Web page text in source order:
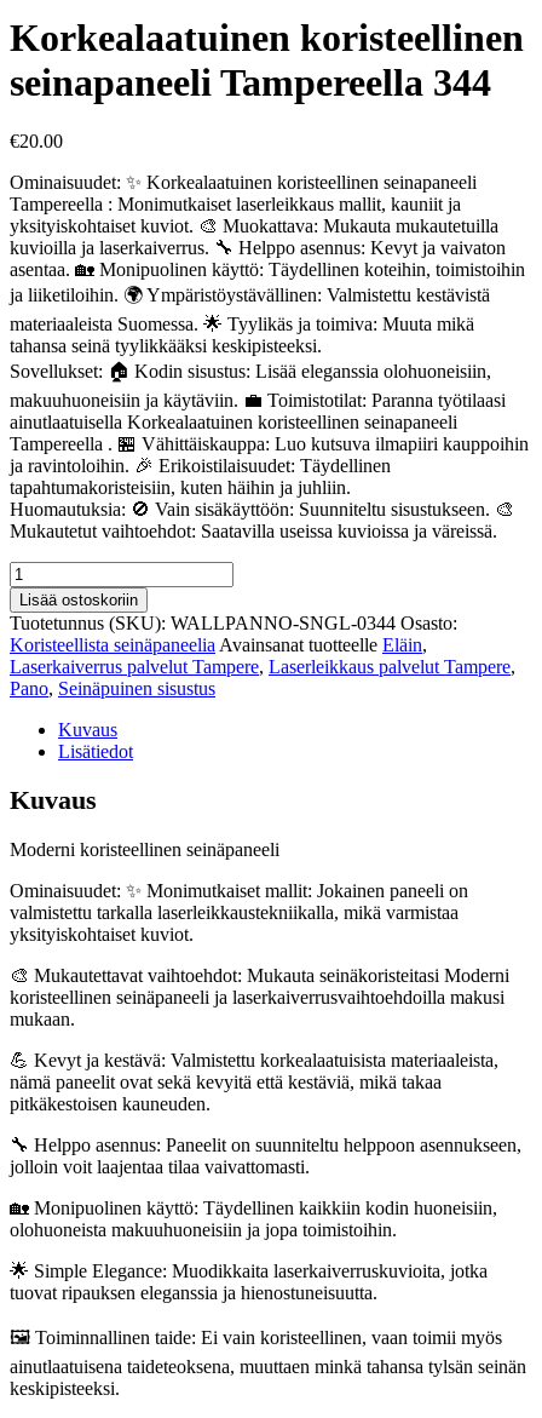
Korkealaatuinen koristeellinen
seinapaneeli Tampereella 344
€20.00
Ominaisuudet: ✨ Korkealaatuinen koristeellinen seinapaneeli
Tampereella : Monimutkaiset laserleikkaus mallit, kauniit ja
yksityiskohtaiset kuviot. 🎨 Muokattava: Mukauta mukautetuilla
kuvioilla ja laserkaiverrus. 🔧 Helppo asennus: Kevyt ja vaivaton
asentaa. 🏡 Monipuolinen käyttö: Täydellinen koteihin, toimistoihin
ja liiketiloihin. 🌍 Ympäristöystävällinen: Valmistettu kestävistä
materiaaleista Suomessa. 🌟 Tyylikäs ja toimiva: Muuta mikä
tahansa seinä tyylikkääksi keskipisteeksi.
Sovellukset: 🏠 Kodin sisustus: Lisää eleganssia olohuoneisiin,
makuuhuoneisiin ja käytäviin. 💼 Toimistotilat: Paranna työtilaasi
ainutlaatuisella Korkealaatuinen koristeellinen seinapaneeli
Tampereella . 🏪 Vähittäiskauppa: Luo kutsuva ilmapiiri kauppoihin
ja ravintoloihin. 🎉 Erikoistilaisuudet: Täydellinen
tapahtumakoristeisiin, kuten häihin ja juhliin.
Huomautuksia: 🚫 Vain sisäkäyttöön: Suunniteltu sisustukseen. 🎨
Mukautetut vaihtoehdot: Saatavilla useissa kuvioissa ja väreissä.
Korkealaatuinen
koristeellinen
seinapaneeli
Tampereella
344
määrä
Lisää ostoskoriin
Tuotetunnus (SKU): WALLPANNO-SNGL-0344 Osasto:
Koristeellista seinäpaneelia Avainsanat tuotteelle Eläin,
Laserkaiverrus palvelut Tampere, Laserleikkaus palvelut Tampere,
Pano, Seinäpuinen sisustus
Kuvaus
Lisätiedot
Kuvaus
Moderni koristeellinen seinäpaneeli
Ominaisuudet: ✨ Monimutkaiset mallit: Jokainen paneeli on
valmistettu tarkalla laserleikkaustekniikalla, mikä varmistaa
yksityiskohtaiset kuviot.
🎨 Mukautettavat vaihtoehdot: Mukauta seinäkoristeitasi Moderni
koristeellinen seinäpaneeli ja laserkaiverrusvaihtoehdoilla makusi
mukaan.
💪 Kevyt ja kestävä: Valmistettu korkealaatuisista materiaaleista,
nämä paneelit ovat sekä kevyitä että kestäviä, mikä takaa
pitkäkestoisen kauneuden.
🔧 Helppo asennus: Paneelit on suunniteltu helppoon asennukseen,
jolloin voit laajentaa tilaa vaivattomasti.
🏡 Monipuolinen käyttö: Täydellinen kaikkiin kodin huoneisiin,
olohuoneista makuuhuoneisiin ja jopa toimistoihin.
🌟 Simple Elegance: Muodikkaita laserkaiverruskuvioita, jotka
tuovat ripauksen eleganssia ja hienostuneisuutta.
🖼️ Toiminnallinen taide: Ei vain koristeellinen, vaan toimii myös
ainutlaatuisena taideteoksena, muuttaen minkä tahansa tylsän seinän
keskipisteeksi.